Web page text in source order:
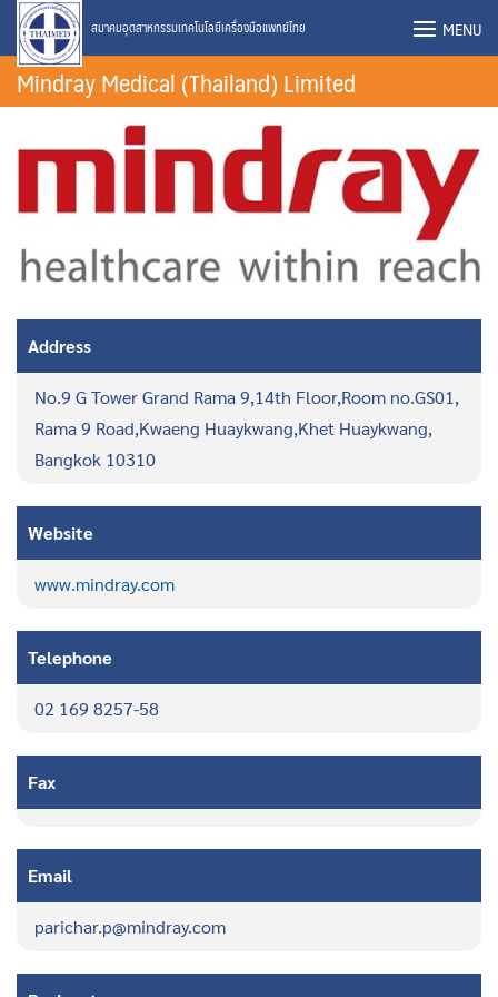
Skip
content
สมาคมอุตสาหกรรมเทคโนโลยีเครื่องมือแพทย์ไทย MENU
Mindray Medical (Thailand) Limited
Address
No.9 G Tower Grand Rama 9,14th Floor,Room no.GS01,
Rama 9 Road,Kwaeng Huaykwang,Khet Huaykwang,
Bangkok 10310
Website
www.mindray.com
Telephone
02 169 8257-58
Fax
Email
parichar.p@mindray.com